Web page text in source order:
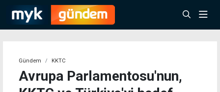
Gündem KKTC
Avrupa Parlamentosu'nun,